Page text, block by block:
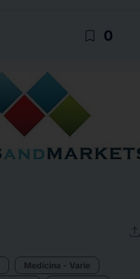
bookmark_border 0
Medicina - Varie